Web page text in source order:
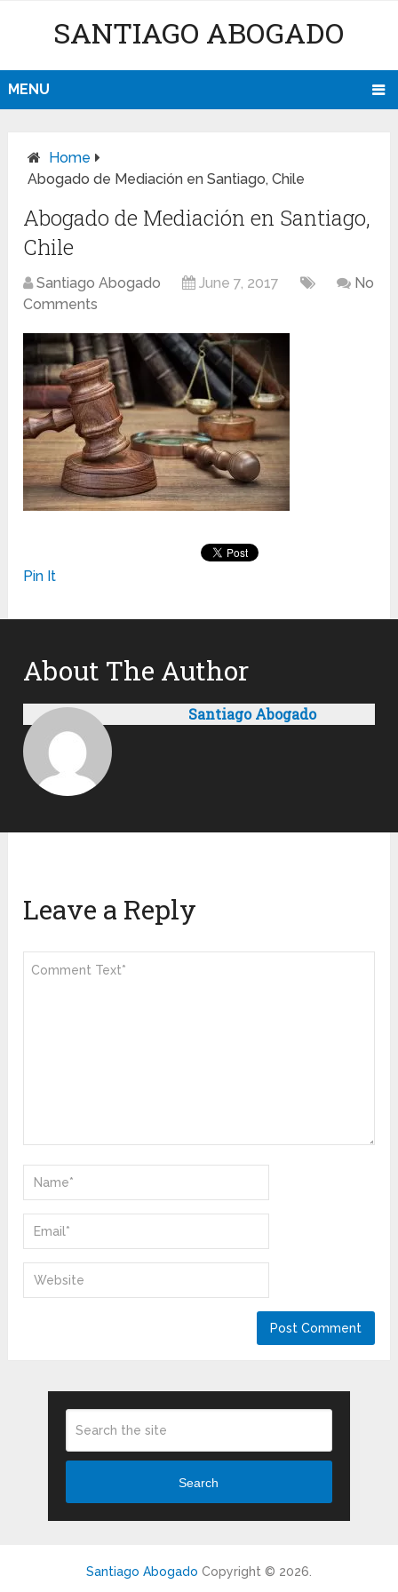
SANTIAGO ABOGADO
MENU
Home
Abogado de Mediación en Santiago, Chile
Abogado de Mediación en Santiago,
Chile
Santiago Abogado June 7, 2017
No
Comments
Pin It
About The Author
Santiago Abogado
Leave a Reply
Search
Santiago Abogado Copyright © 2026.